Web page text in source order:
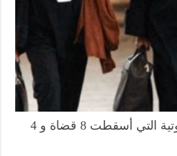
تفاصيل التسجيلات الصوتية التي أسقطت 8 قضاة و 4